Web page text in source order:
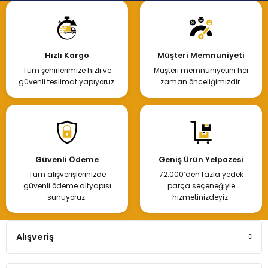
Hızlı Kargo
Tüm şehirlerimize hızlı ve
güvenli teslimat yapıyoruz.
Müşteri Memnuniyeti
Müşteri memnuniyetini her
zaman önceliğimizdir.
Güvenli Ödeme
Tüm alışverişlerinizde
güvenli ödeme altyapısı
sunuyoruz.
Geniş Ürün Yelpazesi
72.000’den fazla yedek
parça seçeneğiyle
hizmetinizdeyiz.
Alışveriş